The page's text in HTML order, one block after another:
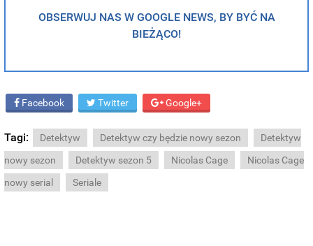
OBSERWUJ NAS W GOOGLE NEWS, BY BYĆ NA
BIEŻĄCO!
Facebook Twitter Google+
Tagi: Detektyw Detektyw czy będzie nowy sezon
Detektyw
nowy sezon
Detektyw sezon 5 Nicolas Cage
Nicolas Cage
nowy serial
Seriale